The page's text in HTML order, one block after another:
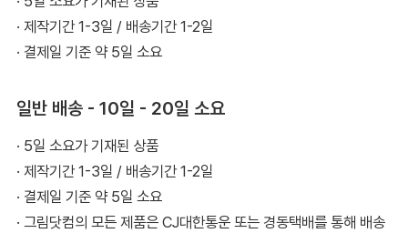
· 제작기간 1-3일 / 배송기간 1-2일
· 결제일 기준 약 5일 소요
일반 배송 - 10일 - 20일 소요
· 5일 소요가 기재된 상품
· 제작기간 1-3일 / 배송기간 1-2일
· 결제일 기준 약 5일 소요
· 그림닷컴의 모든 제품은 CJ대한통운 또는 경동택배를 통해 배송